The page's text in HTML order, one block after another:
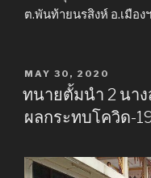
ต.พันท้ายนรสิงห์ อ.เมือง
POSTED
ON
MAY 30, 2020
ทนายตั้มนำ 2 นา
ผลกระทบโควิด-